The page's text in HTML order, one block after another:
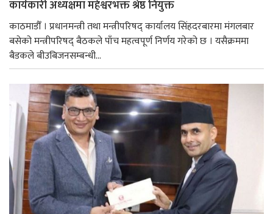
कार्यकारी अध्यक्षमा महेश्वरभक्त श्रेष्ठ नियुक्त
काठमाडौँ । प्रधानमन्त्री तथा मन्त्रीपरिषद् कार्यालय सिंहदरबारमा मंगलबार
बसेको मन्त्रीपरिषद् बैठकले पाँच महत्वपूर्ण निर्णय गरेको छ । यसैक्रममा
बैडकले बीउबिजनसम्बन्धी...